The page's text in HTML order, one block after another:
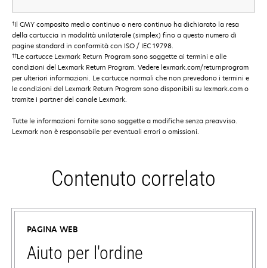
†Il CMY composito medio continuo o nero continuo ha dichiarato la resa
della cartuccia in modalità unilaterale (simplex) fino a questo numero di
pagine standard in conformità con ISO / IEC 19798.
††Le cartucce Lexmark Return Program sono soggette ai termini e alle
condizioni del Lexmark Return Program. Vedere lexmark.com/returnprogram
per ulteriori informazioni. Le cartucce normali che non prevedono i termini e
le condizioni del Lexmark Return Program sono disponibili su lexmark.com o
tramite i partner del canale Lexmark.
Tutte le informazioni fornite sono soggette a modifiche senza preavviso.
Lexmark non è responsabile per eventuali errori o omissioni.
Contenuto correlato
PAGINA WEB
Aiuto per l'ordine